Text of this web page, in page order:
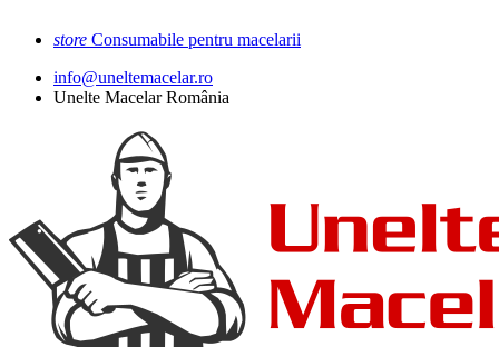
store Consumabile pentru macelarii
info@uneltemacelar.ro
Unelte Macelar România